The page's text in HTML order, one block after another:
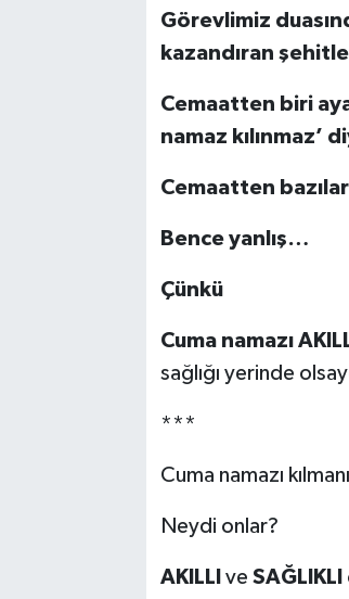
Görevlimiz
kazandıran
Cemaatten biri
namaz kılınmaz’
Cemaatten
Bence yanlış…
Çünkü
Cuma namazı
sağlığı yerinde
***
Cuma namazı
Neydi onlar?
AKILLI ve SAĞLIKLI